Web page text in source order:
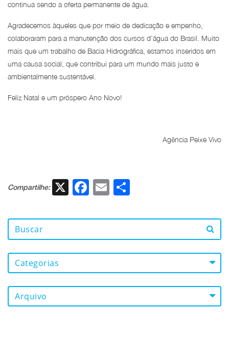
continua sendo a oferta permanente de água.
Agradecemos àqueles que por meio de dedicação e empenho,
colaboraram para a manutenção dos cursos d’água do Brasil. Muito
mais que um trabalho de Bacia Hidrográfica, estamos inseridos em
uma causa social, que contribui para um mundo mais justo e
ambientalmente sustentável.
Feliz Natal e um próspero Ano Novo!
Agência Peixe Vivo
Compartilhe: X Facebook
Email
Categorias
Arquivo